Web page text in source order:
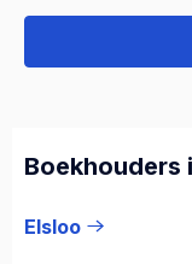
Boekhouders
Elsloo